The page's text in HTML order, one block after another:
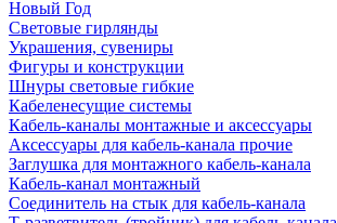
Новый Год
Световые гирлянды
Украшения, сувениры
Фигуры и конструкции
Шнуры световые гибкие
Кабеленесущие системы
Кабель-каналы монтажные и аксессуары
Аксессуары для кабель-канала прочие
Заглушка для монтажного кабель-канала
Кабель-канал монтажный
Соединитель на стык для кабель-канала